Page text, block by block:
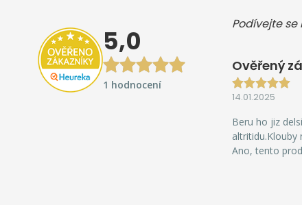
5,0
1 hodnocení
Podívejte se
Ověřený
14.01.2025
Beru ho jiz
altritidu.Klouby
Ano, tento